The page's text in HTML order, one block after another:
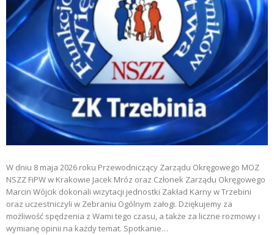
W dniu 8 maja 2026 roku Przewodniczący Zarządu Okręgowego MOZ
NSZZ FiPW w Krakowie Jacek Mróz oraz Członek Zarządu Okręgowego
Marcin Wójcik dokonali wizytacji jednostki Zakład Karny w Trzebini
oraz uczestniczyli w Zebraniu Ogólnym załogi. Dziękujemy za
możliwość spędzenia z Wami tego czasu, a także za liczne rozmowy i
wymianę opinii na każdy temat. Spotkanie…